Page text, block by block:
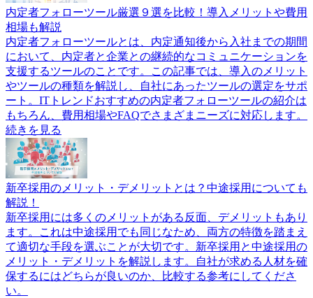
内定者フォローツール厳選９選を比較！導入メリットや費用
相場も解説
内定者フォローツールとは、内定通知後から入社までの期間
において、内定者と企業との継続的なコミュニケーションを
支援するツールのことです。この記事では、導入のメリット
やツールの種類を解説し、自社にあったツールの選定をサポ
ート。ITトレンドおすすめの内定者フォローツールの紹介は
もちろん、費用相場やFAQでさまざまニーズに対応します。
続きを見る
新卒採用のメリット・デメリットとは？中途採用についても
解説！
新卒採用には多くのメリットがある反面、デメリットもあり
ます。これは中途採用でも同じなため、両方の特徴を踏まえ
て適切な手段を選ぶことが大切です。新卒採用と中途採用の
メリット・デメリットを解説します。自社が求める人材を確
保するにはどちらが良いのか、比較する参考にしてくださ
い。